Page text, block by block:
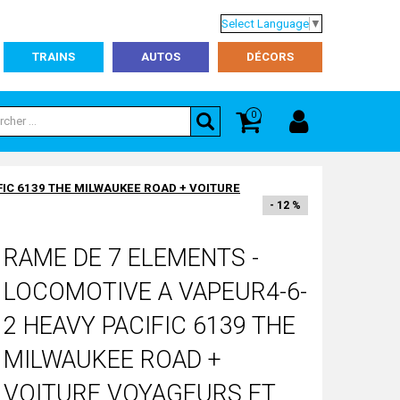
Select Language ▼
TRAINS AUTOS DÉCORS
0
6139 THE MILWAUKEE ROAD + VOITURE
RAME DE 7 ELEMENTS -
LOCOMOTIVE A VAPEUR4-6-
2 HEAVY PACIFIC 6139 THE
MILWAUKEE ROAD +
VOITURE VOYAGEURS ET
- 12 %